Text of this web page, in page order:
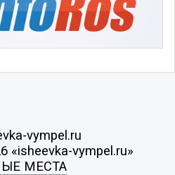
vympel.ru
«isheevka-vympel.ru»
МЕСТА